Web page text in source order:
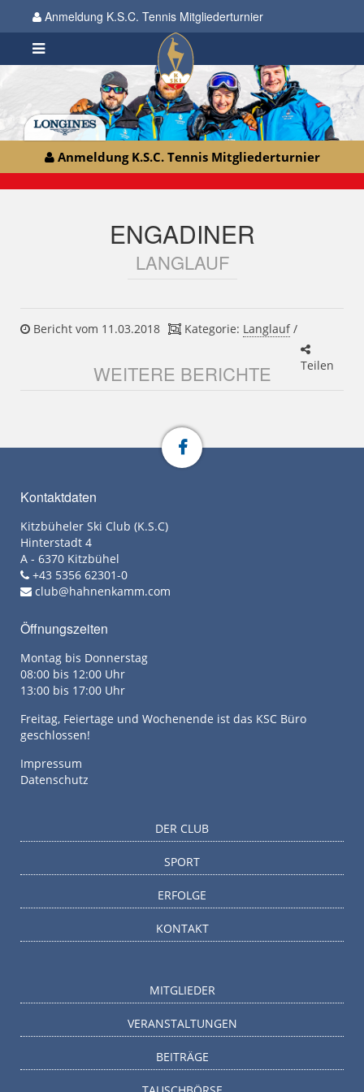
Anmeldung K.S.C. Tennis Mitgliederturnier
Anmeldung K.S.C. Tennis Mitgliederturnier
ENGADINER
LANGLAUF
Bericht vom 11.03.2018 Kategorie: Langlauf/
Teilen
WEITERE BERICHTE
Kontaktdaten
Kitzbüheler Ski Club (K.S.C)
Hinterstadt 4
A - 6370 Kitzbühel
+43 5356 62301-0
club@hahnenkamm.com
Öffnungszeiten
Montag bis Donnerstag
08:00 bis 12:00 Uhr
13:00 bis 17:00 Uhr
Freitag, Feiertage und Wochenende ist das KSC Büro
geschlossen!
Impressum
Datenschutz
DER CLUB
SPORT
ERFOLGE
KONTAKT
MITGLIEDER
VERANSTALTUNGEN
BEITRÄGE